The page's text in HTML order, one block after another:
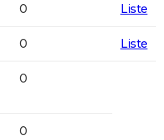
0 Liste
0 Liste
0
0